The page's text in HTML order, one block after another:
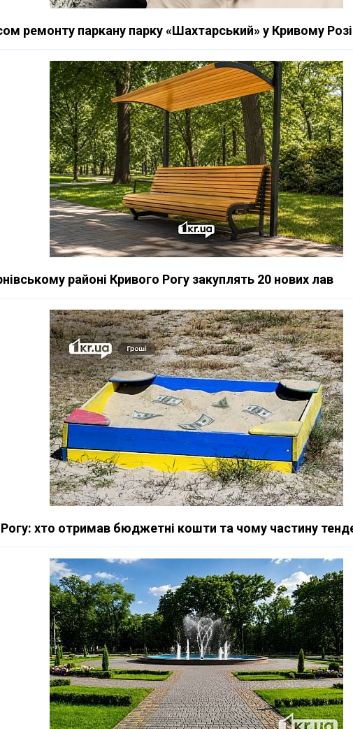
ремонту паркану парку «Шахтарський» у Кривому Розі
районі Кривого Рогу закуплять 20 нових лав
хто отримав бюджетні кошти та чому частину